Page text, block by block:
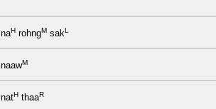
naH rohngM sakL
naawM
natH thaaR